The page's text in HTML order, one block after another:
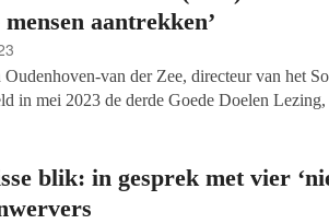
Petra Hoogerwerf was aanwezig en
directeur van Goede Doelen Nederland.
aantrekken’
van der Zee, directeur van het
in mei 2023 de derde Goede Doelen
bij goede doelen. Vakblad fondsenwerving
haar, naar aanleiding van de lezing.
blik: in gesprek met vier